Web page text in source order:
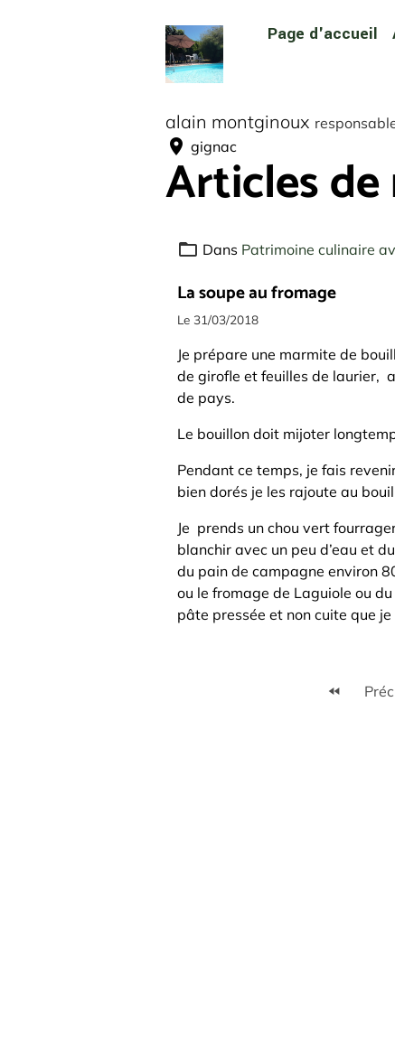
Page d'accueil
alain montginoux
gignac
Articles
Dans Patrimoine culinaire
La soupe au fromage
Le 31/03/2018
Je prépare une marmite de
de girofle et feuilles de laurier,
de pays.
Le bouillon doit mijoter
Pendant ce temps, je fais
bien dorés je les rajoute au
Je prends un chou vert
blanchir avec un peu d’eau et
du pain de campagne environ
ou le fromage de Laguiole ou
pâte pressée et non cuite que